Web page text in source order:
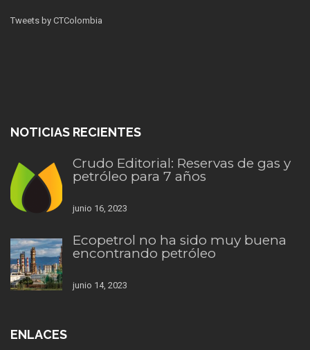
Tweets by CTColombia
NOTICIAS RECIENTES
Crudo Editorial: Reservas de gas y
petróleo para 7 años
junio 16, 2023
Ecopetrol no ha sido muy buena
encontrando petróleo
junio 14, 2023
ENLACES